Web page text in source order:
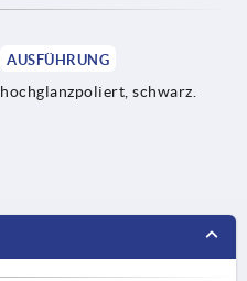
AUSFÜHRUNG
hochglanzpoliert, schwarz.